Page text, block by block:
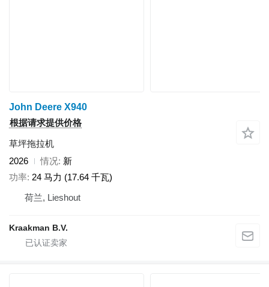
John Deere X940
根据请求提供价格
草坪拖拉机
2026
情况 新
功率 24 马力 (17.64 千瓦)
荷兰, Lieshout
Kraakman B.V.